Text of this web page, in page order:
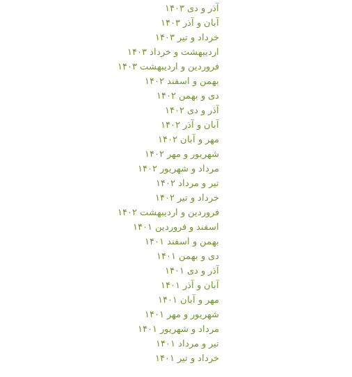
آذر و دی ۱۴۰۳
آبان و آذر ۱۴۰۳
خرداد و تیر ۱۴۰۳
اردیبهشت و خرداد ۱۴۰۳
فروردین و اردیبهشت ۱۴۰۳
بهمن و اسفند ۱۴۰۲
دی و بهمن ۱۴۰۲
آذر و دی ۱۴۰۲
آبان و آذر ۱۴۰۲
مهر و آبان ۱۴۰۲
شهریور و مهر ۱۴۰۲
مرداد و شهریور ۱۴۰۲
تیر و مرداد ۱۴۰۲
خرداد و تیر ۱۴۰۲
فروردین و اردیبهشت ۱۴۰۲
اسفند و فروردین ۱۴۰۱
بهمن و اسفند ۱۴۰۱
دی و بهمن ۱۴۰۱
آذر و دی ۱۴۰۱
آبان و آذر ۱۴۰۱
مهر و آبان ۱۴۰۱
شهریور و مهر ۱۴۰۱
مرداد و شهریور ۱۴۰۱
تیر و مرداد ۱۴۰۱
خرداد و تیر ۱۴۰۱